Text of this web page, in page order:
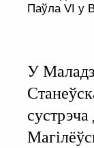
Паўла VI у
У